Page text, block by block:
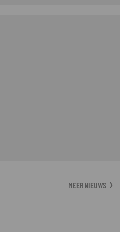
MEER NIEUWS